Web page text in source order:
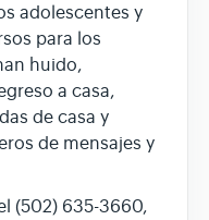
adolescentes y
para los
huido,
a casa,
de casa y
de mensajes y
(502) 635-3660,